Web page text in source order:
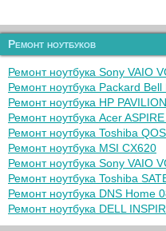
Ремонт ноутбуков
Ремонт ноутбука Sony VAIO
Ремонт ноутбука Packard
Ремонт ноутбука HP
Ремонт ноутбука Acer
Ремонт ноутбука Toshiba
Ремонт ноутбука MSI CX620
Ремонт ноутбука Sony VAIO
Ремонт ноутбука Toshiba
Ремонт ноутбука DNS Home
Ремонт ноутбука DELL